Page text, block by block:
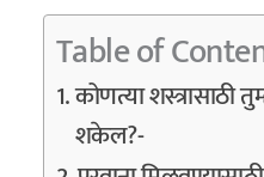
Table of
कोणत्या शस्त्रासाठी
शकेल?-